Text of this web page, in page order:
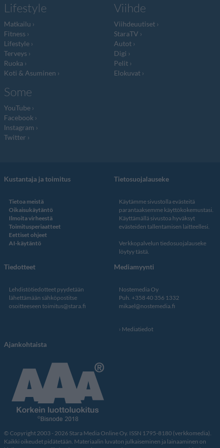
Lifestyle
Matkailu
Fitness
Lifestyle
Terveys
Ruoka
Koti & Asuminen
Viihde
Viihdeuutiset
StaraTV
Autot
Digi
Pelit
Elokuvat
Some
YouTube
Facebook
Instagram
Twitter
Kustantaja ja toimitus
Tietoa meistä
Oikaisukäytäntö
Ilmoita virheestä
Toimitusperiaatteet
Eettiset ohjeet
AI-käytäntö
Tietosuojalauseke
Käytämme sivustolla evästeitä
parantaaksemme käyttökokemustasi.
Käyttämällä sivustoa hyväksyt
evästeiden tallentamisen laitteellesi.
Verkkopalvelun tiedosuojalauseke
löytyy tästä.
Tiedotteet
Lehdistötiedotteet pyydetään
lähettämään sähköpostitse
osoitteeseen toimitus@stara.fi
Mediamyynti
Nostemedia Oy
Puh. +358 40 356 1332
mikael@nostemedia.fi
Mediatiedot
Ajankohtaista
© Copyright 2003 - 2026 Stara Media Online Oy. ISSN 1795-8180 (verkkomedia).
Kaikki oikeudet pidätetään. Materiaalin luvaton julkaiseminen ja lainaaminen on